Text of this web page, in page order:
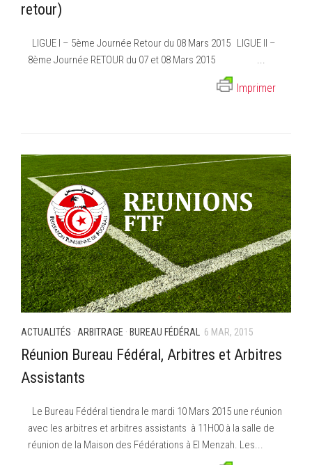
retour)
LIGUE I – 5ème Journée Retour du 08 Mars 2015 LIGUE II –
8ème Journée RETOUR du 07 et 08 Mars 2015 ...
Imprimer
ACTUALITÉS · ARBITRAGE · BUREAU FÉDÉRAL 6 MAR, 2015
Réunion Bureau Fédéral, Arbitres et Arbitres
Assistants
Le Bureau Fédéral tiendra le mardi 10 Mars 2015 une réunion
avec les arbitres et arbitres assistants à 11H00 à la salle de
réunion de la Maison des Fédérations à El Menzah. Les...